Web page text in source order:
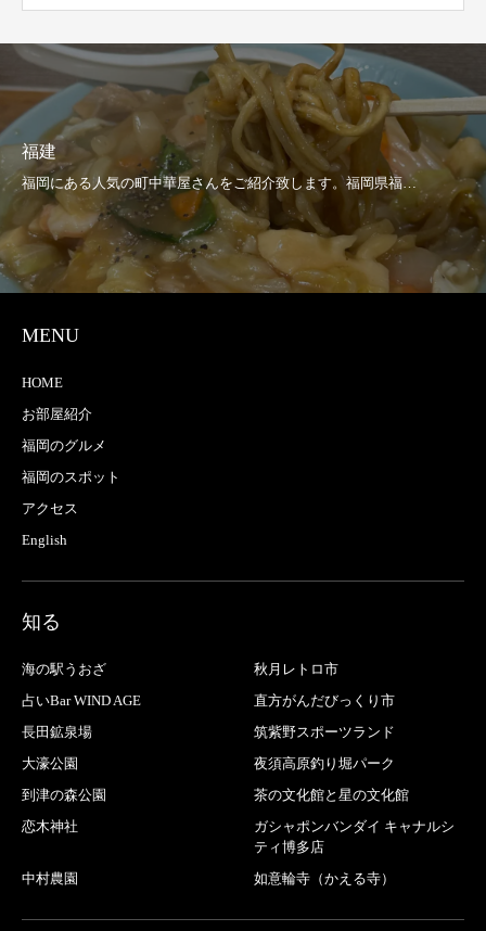
福建
MENU
HOME
お部屋紹介
福岡のグルメ
福岡のスポット
アクセス
English
知る
海の駅うおざ
秋月レトロ市
占いBar WIND AGE
直方がんだびっくり市
長田鉱泉場
筑紫野スポーツランド
大濠公園
夜須高原釣り堀パーク
到津の森公園
茶の文化館と星の文化館
恋木神社
ガシャポンバンダイ キャナルシ
ティ博多店
中村農園
如意輪寺（かえる寺）